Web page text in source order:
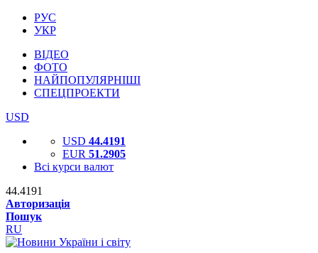
РУС
УКР
ВІДЕО
ФОТО
НАЙПОПУЛЯРНІШІ
СПЕЦПРОЕКТИ
USD
USD 44.4191
EUR 51.2905
Всі курси валют
44.4191
Авторизація
Пошук
RU